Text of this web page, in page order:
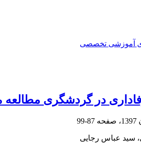
آموزشی تخصصی
در گردشگری
87-99
سید عباس رجایی